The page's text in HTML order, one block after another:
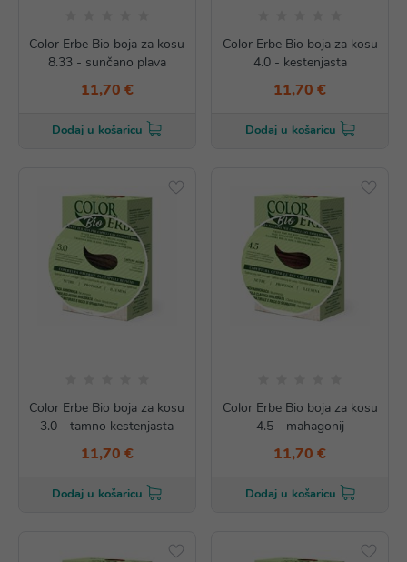
Color Erbe Bio boja za kosu
8.33 - sunčano plava
11,70 €
Dodaj u košaricu
Color Erbe Bio boja za kosu
4.0 - kestenjasta
11,70 €
Dodaj u košaricu
Color Erbe Bio boja za kosu
3.0 - tamno kestenjasta
11,70 €
Dodaj u košaricu
Color Erbe Bio boja za kosu
4.5 - mahagonij
11,70 €
Dodaj u košaricu